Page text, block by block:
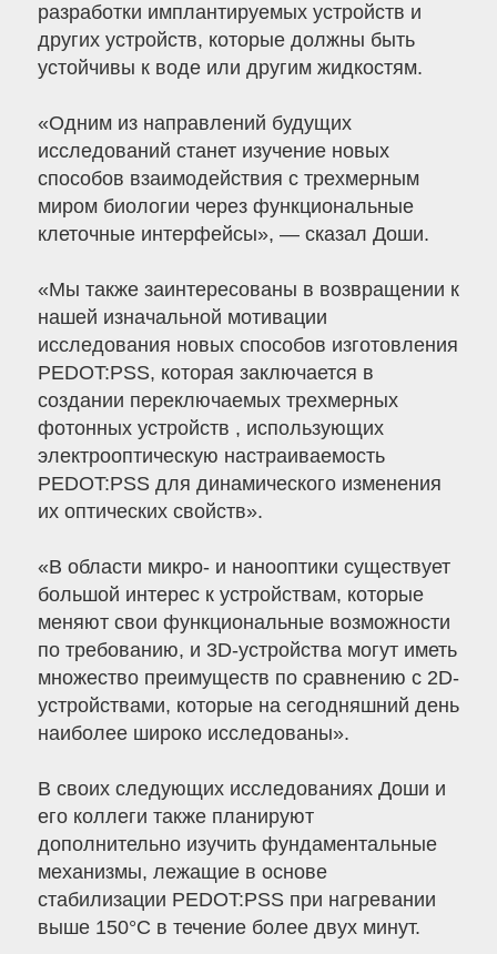
разработки имплантируемых устройств и
других устройств, которые должны быть
устойчивы к воде или другим жидкостям.
«Одним из направлений будущих
исследований станет изучение новых
способов взаимодействия с трехмерным
миром биологии через функциональные
клеточные интерфейсы», — сказал Доши.
«Мы также заинтересованы в возвращении к
нашей изначальной мотивации
исследования новых способов изготовления
PEDOT:PSS, которая заключается в
создании переключаемых трехмерных
фотонных устройств , использующих
электрооптическую настраиваемость
PEDOT:PSS для динамического изменения
их оптических свойств».
«В области микро- и нанооптики существует
большой интерес к устройствам, которые
меняют свои функциональные возможности
по требованию, и 3D-устройства могут иметь
множество преимуществ по сравнению с 2D-
устройствами, которые на сегодняшний день
наиболее широко исследованы».
В своих следующих исследованиях Доши и
его коллеги также планируют
дополнительно изучить фундаментальные
механизмы, лежащие в основе
стабилизации PEDOT:PSS при нагревании
выше 150°C в течение более двух минут.